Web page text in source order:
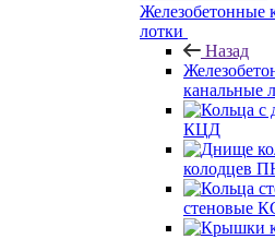
Железобетонные
лотки
Назад
канальные
КЦД
колодцев
стеновые